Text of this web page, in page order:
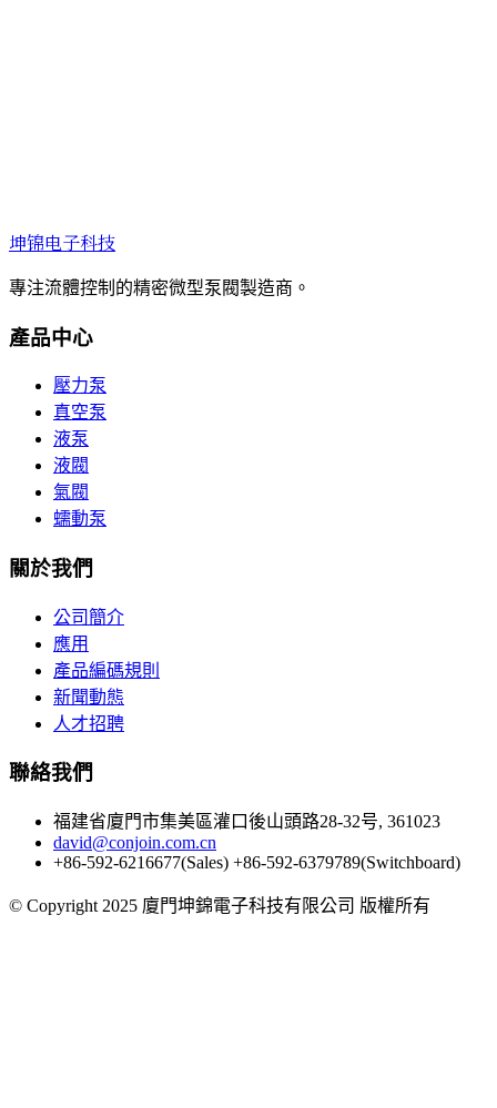
坤锦电子科技
專注流體控制的精密微型泵閥製造商。
產品中心
壓力泵
真空泵
液泵
液閥
氣閥
蠕動泵
關於我們
公司簡介
應用
產品編碼規則
新聞動態
人才招聘
聯絡我們
福建省廈門市集美區灌口後山頭路28-32号, 361023
david@conjoin.com.cn
+86-592-6216677(Sales) +86-592-6379789(Switchboard)
© Copyright 2025 廈門坤錦電子科技有限公司 版權所有